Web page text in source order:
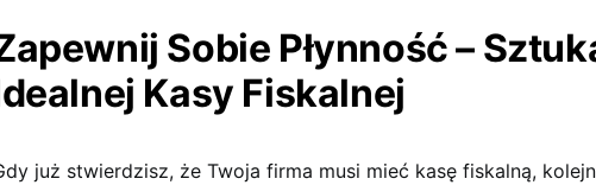
Sobie Płynność –
Kasy Fiskalnej
już stwierdzisz, że Twoja firma musi mieć kasę fiskalną,